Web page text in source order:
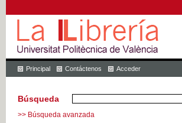
Principal Contáctenos Acceder
Búsqueda
>> Búsqueda avanzada